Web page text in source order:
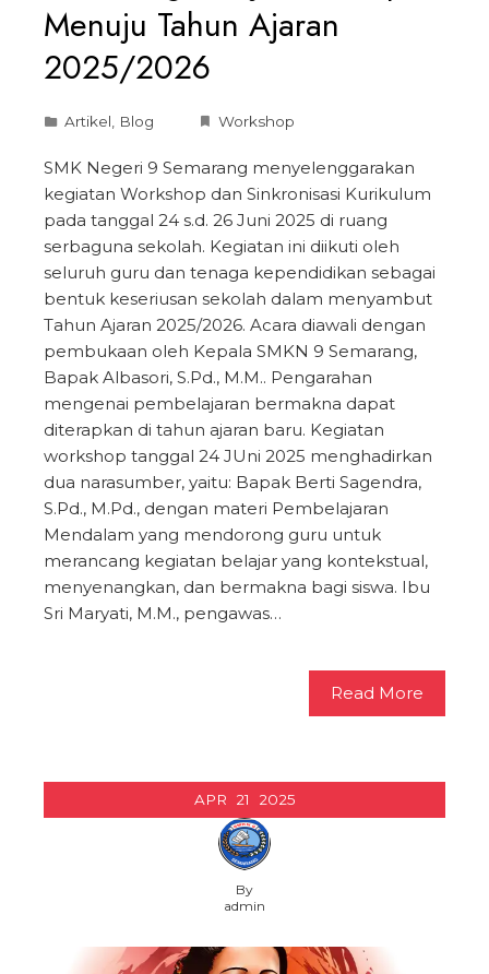
Menuju Tahun Ajaran
2025/2026
Artikel Blog Workshop
SMK Negeri 9 Semarang menyelenggarakan
kegiatan Workshop dan Sinkronisasi Kurikulum
pada tanggal 24 s.d. 26 Juni 2025 di ruang
serbaguna sekolah. Kegiatan ini diikuti oleh
seluruh guru dan tenaga kependidikan sebagai
bentuk keseriusan sekolah dalam menyambut
Tahun Ajaran 2025/2026. Acara diawali dengan
pembukaan oleh Kepala SMKN 9 Semarang,
Bapak Albasori, S.Pd., M.M.. Pengarahan
mengenai pembelajaran bermakna dapat
diterapkan di tahun ajaran baru. Kegiatan
workshop tanggal 24 JUni 2025 menghadirkan
dua narasumber, yaitu: Bapak Berti Sagendra,
S.Pd., M.Pd., dengan materi Pembelajaran
Mendalam yang mendorong guru untuk
merancang kegiatan belajar yang kontekstual,
menyenangkan, dan bermakna bagi siswa. Ibu
Sri Maryati, M.M., pengawas…
Read More
APR 21 2025
By
admin